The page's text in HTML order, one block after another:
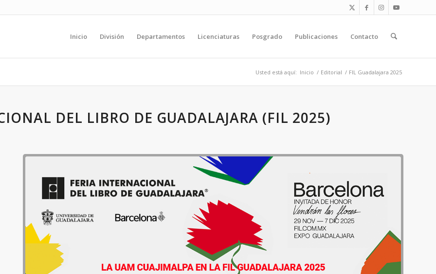
Inicio División Departamentos Licenciaturas Posgrado Publicaciones Contacto
Usted está aquí: Inicio / Editorial / FIL Guadalajara 2025
DEL LIBRO DE GUADALAJARA (FIL 2025)